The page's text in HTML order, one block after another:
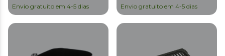
Envio gratuito em 4-5 dias Envio gratuito em 4-5 dias